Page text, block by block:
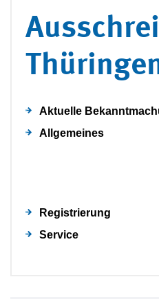
Aktuelle
Allgemeines
Registrierung
Service